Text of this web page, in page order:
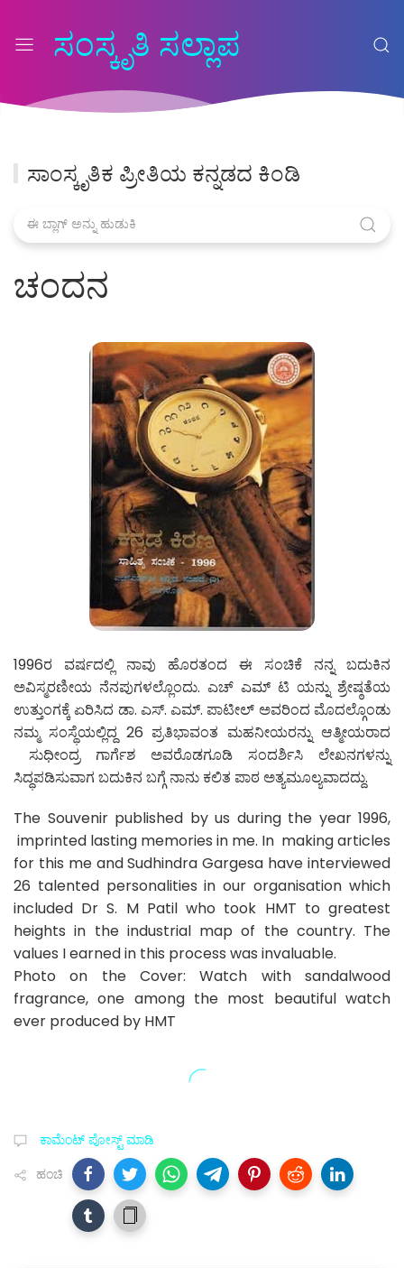
ಸಂಸ್ಕೃತಿ ಸಲ್ಲಾಪ
ಸಾಂಸ್ಕೃತಿಕ ಪ್ರೀತಿಯ ಕನ್ನಡದ ಕಿಂಡಿ
ಚಂದನ
1996ರ ವರ್ಷದಲ್ಲಿ ನಾವು ಹೊರತಂದ ಈ ಸಂಚಿಕೆ ನನ್ನ ಬದುಕಿನ
ಅವಿಸ್ಮರಣೀಯ ನೆನಪುಗಳಲ್ಲೊಂದು. ಎಚ್ ಎಮ್ ಟಿ ಯನ್ನು ಶ್ರೇಷ್ಠತೆಯ
ಉತ್ತುಂಗಕ್ಕೆ ಏರಿಸಿದ ಡಾ. ಎಸ್. ಎಮ್. ಪಾಟೀಲ್ ಅವರಿಂದ ಮೊದಲ್ಗೊಂಡು
ನಮ್ಮ ಸಂಸ್ಥೆಯಲ್ಲಿದ್ದ 26 ಪ್ರತಿಭಾವಂತ ಮಹನೀಯರನ್ನು ಆತ್ಮೀಯರಾದ
ಸುಧೀಂದ್ರ ಗಾರ್ಗೆಶ ಅವರೊಡಗೂಡಿ ಸಂದರ್ಶಿಸಿ ಲೇಖನಗಳನ್ನು
ಸಿದ್ಧಪಡಿಸುವಾಗ ಬದುಕಿನ ಬಗ್ಗೆ ನಾನು ಕಲಿತ ಪಾಠ ಅತ್ಯಮೂಲ್ಯವಾದದ್ದು.
The Souvenir published by us during the year 1996,
imprinted lasting memories in me. In making articles
for this me and Sudhindra Gargesa have interviewed
26 talented personalities in our organisation which
included Dr S. M Patil who took HMT to greatest
heights in the industrial map of the country. The
values I earned in this process was invaluable.
Photo on the Cover: Watch with sandalwood
fragrance, one among the most beautiful watch
ever produced by HMT
ಕಾಮೆಂಟ್‌‌ ಪೋಸ್ಟ್‌ ಮಾಡಿ
ಹಂಚಿ